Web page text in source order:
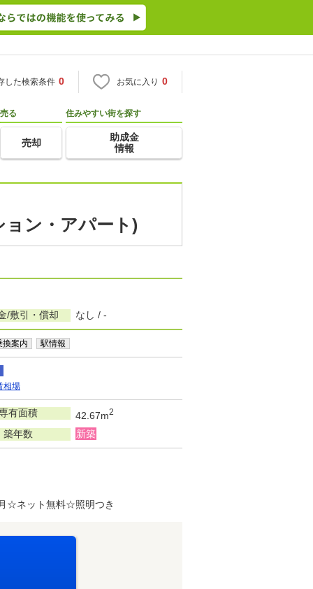
した検索条件 0 お気に入り 0
売る
売却
住みやすい街を探す
助成金
情報
ン・アパート)
/敷引・償却 なし / -
換案内 駅情報
相場
有面積 42.67m2
築年数 新築
☆ネット無料☆照明つき